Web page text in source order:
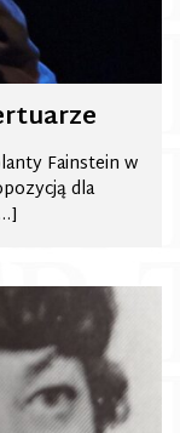
Fainstein w
dla